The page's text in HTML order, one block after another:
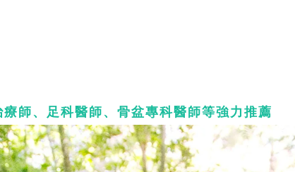
師、足科醫師、骨盆專科醫師等強力推薦